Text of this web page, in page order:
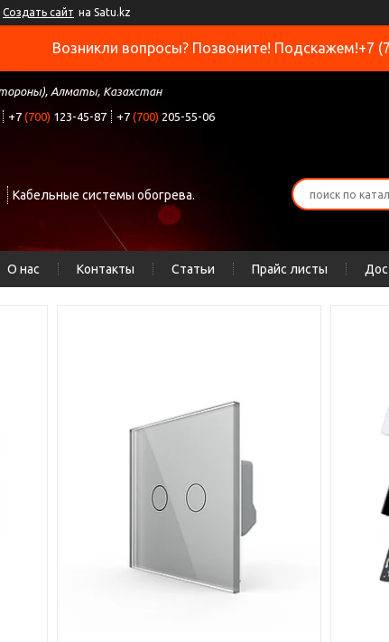
Создать сайт на Satu.kz
Возникли вопросы? Позвоните! Подскажем!+7
Алматы, Казахстан
+7 (700) 123-45-87 +7 (700) 205-55-06
Кабельные системы обогрева.
О нас Контакты Статьи Прайс листы